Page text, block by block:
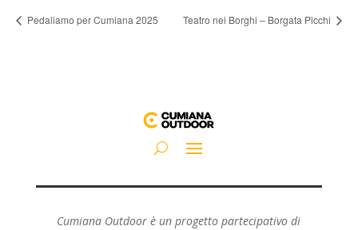
Pedaliamo per Cumiana 2025 Teatro nei Borghi – Borgata Picchi
Cumiana Outdoor è un progetto partecipativo di